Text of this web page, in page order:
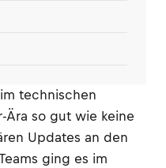
technischen
Ära so gut wie keine
Updates an den
ging es im